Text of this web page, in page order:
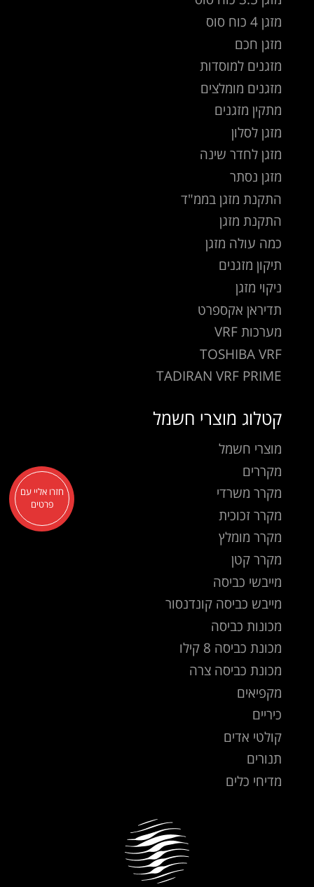
מזגן 4 כוח סוס
מזגן חכם
מזגנים למוסדות
מזגנים מומלצים
מתקין מזגנים
מזגן לסלון
מזגן לחדר שינה
מזגן נסתר
התקנת מזגן בממ"ד
התקנת מזגן
כמה עולה מזגן
תיקון מזגנים
ניקוי מזגן
תדיראן אקספרט
מערכות VRF
TOSHIBA VRF
TADIRAN VRF PRIME
קטלוג מוצרי חשמל
מוצרי חשמל
מקררים
מקרר משרדי
מקרר זכוכית
מקרר מומלץ
מקרר קטן
מייבשי כביסה
מייבש כביסה קונדנסור
מכונות כביסה
מכונת כביסה 8 קילו
מכונת כביסה צרה
מקפיאים
כיריים
קולטי אדים
תנורים
מדיחי כלים
חזרו אליי עם
פרטים